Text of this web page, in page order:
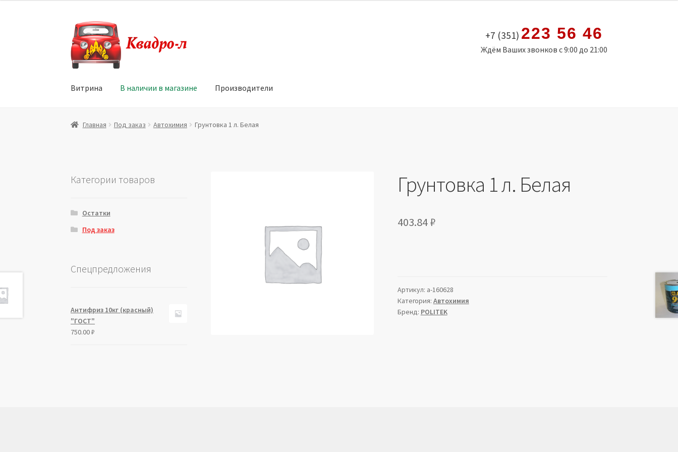
Перейти
к
навигации
Перейти
к
содержимому
+7 (351) 223 56 46
Ждём Ваших звонков с 9:00 до 21:00
Витрина В наличии в магазине Производители
Главная Витрина Мой аккаунт Политика в отношении обработки персональных данных
Главная Под заказ Автохимия Грунтовка 1 л. Белая
Грунтовка 1 л. Белая
403.84₽
Артикул: a-160628
Категория: Автохимия
Бренд: POLITEK
Категории товаров
Остатки
Под заказ
Спецпредложения
Антифриз 10кг (красный)
"ГОСТ"
750.00₽